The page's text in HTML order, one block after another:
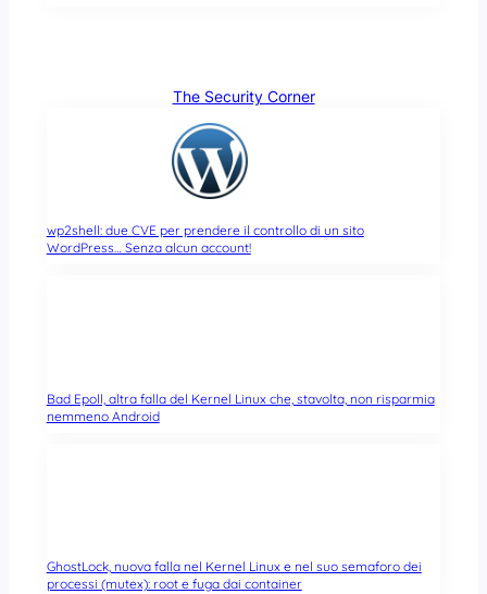
The Security Corner
wp2shell: due CVE per prendere il controllo di un sito
WordPress… Senza alcun account!
Bad Epoll, altra falla del Kernel Linux che, stavolta, non risparmia
nemmeno Android
GhostLock, nuova falla nel Kernel Linux e nel suo semaforo dei
processi (mutex): root e fuga dai container